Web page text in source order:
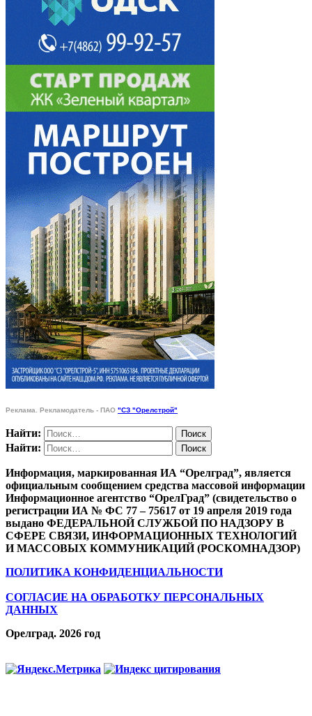
Реклама. Рекламодатель - ПАО "СЗ "Орелстрой"
Найти:
Найти:
Информация, маркированная ИА “Орелград”, является
официальным сообщением средства массовой информации
Информационное агентство “ОрелГрад” (свидетельство о
регистрации ИА № ФС 77 – 75617 от 19 апреля 2019 года
выдано ФЕДЕРАЛЬНОЙ СЛУЖБОЙ ПО НАДЗОРУ В
СФЕРЕ СВЯЗИ, ИНФОРМАЦИОННЫХ ТЕХНОЛОГИЙ
И МАССОВЫХ КОММУНИКАЦИЙ (РОСКОМНАДЗОР)
ПОЛИТИКА КОНФИДЕНЦИАЛЬНОСТИ
СОГЛАСИЕ НА ОБРАБОТКУ ПЕРСОНАЛЬНЫХ
ДАННЫХ
Орелград. 2026 год